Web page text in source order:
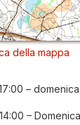
della mappa
–
–